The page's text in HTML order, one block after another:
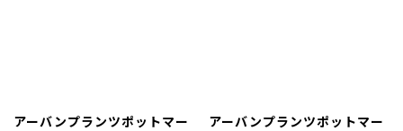
アーバンプランツポットマー
アーバンプランツポットマー